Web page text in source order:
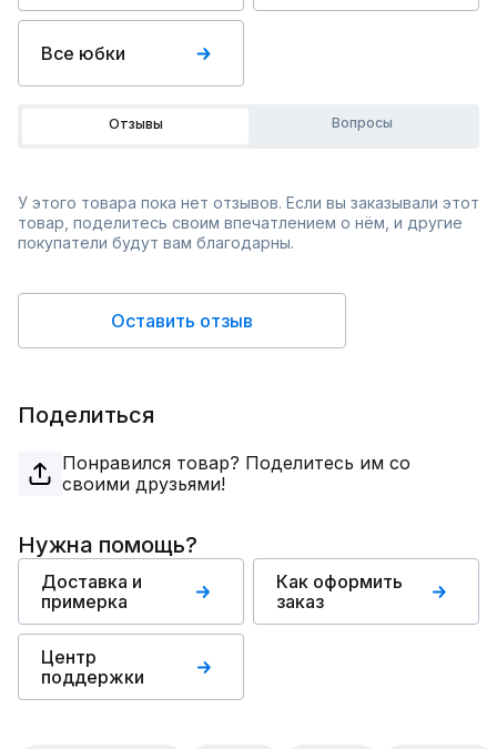
Все юбки
Отзывы Вопросы
У этого товара пока нет отзывов. Если вы заказывали этот
товар, поделитесь своим впечатлением о нём, и другие
покупатели будут вам благодарны.
Оставить отзыв
Поделиться
Понравился товар? Поделитесь им со
своими друзьями!
Нужна помощь?
Доставка и
примерка
Как оформить
заказ
Центр
поддержки